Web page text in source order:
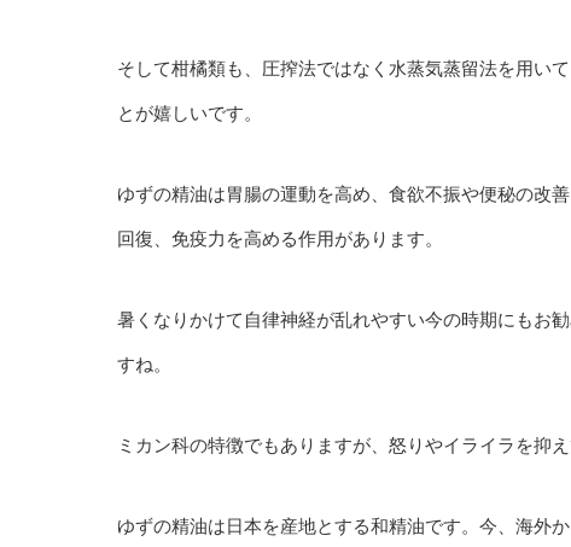
そして柑橘類も、圧搾法ではなく水蒸気蒸留法を用い
とが嬉しいです。
ゆずの精油は胃腸の運動を高め、食欲不振や便秘の改
回復、免疫力を高める作用があります。
暑くなりかけて自律神経が乱れやすい今の時期にもお
すね。
ミカン科の特徴でもありますが、怒りやイライラを抑
ゆずの精油は日本を産地とする和精油です。今、海外